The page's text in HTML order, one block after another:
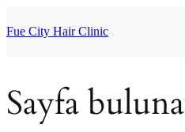
geç
Fue City Hair Clinic
Sayfa